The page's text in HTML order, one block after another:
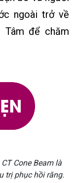
ngoài trở về
Tâm để chăm
Cone Beam là
trị phục hồi răng.